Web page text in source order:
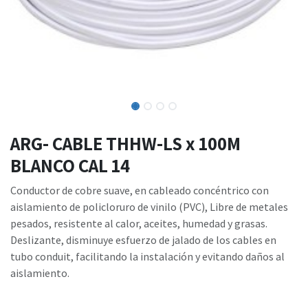
ARG- CABLE THHW-LS x 100M
BLANCO CAL 14
Conductor de cobre suave, en cableado concéntrico con
aislamiento de policloruro de vinilo (PVC), Libre de metales
pesados, resistente al calor, aceites, humedad y grasas.
Deslizante, disminuye esfuerzo de jalado de los cables en
tubo conduit, facilitando la instalación y evitando daños al
aislamiento.